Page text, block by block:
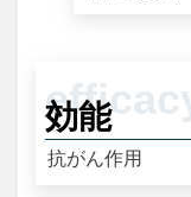
効能
抗がん作用